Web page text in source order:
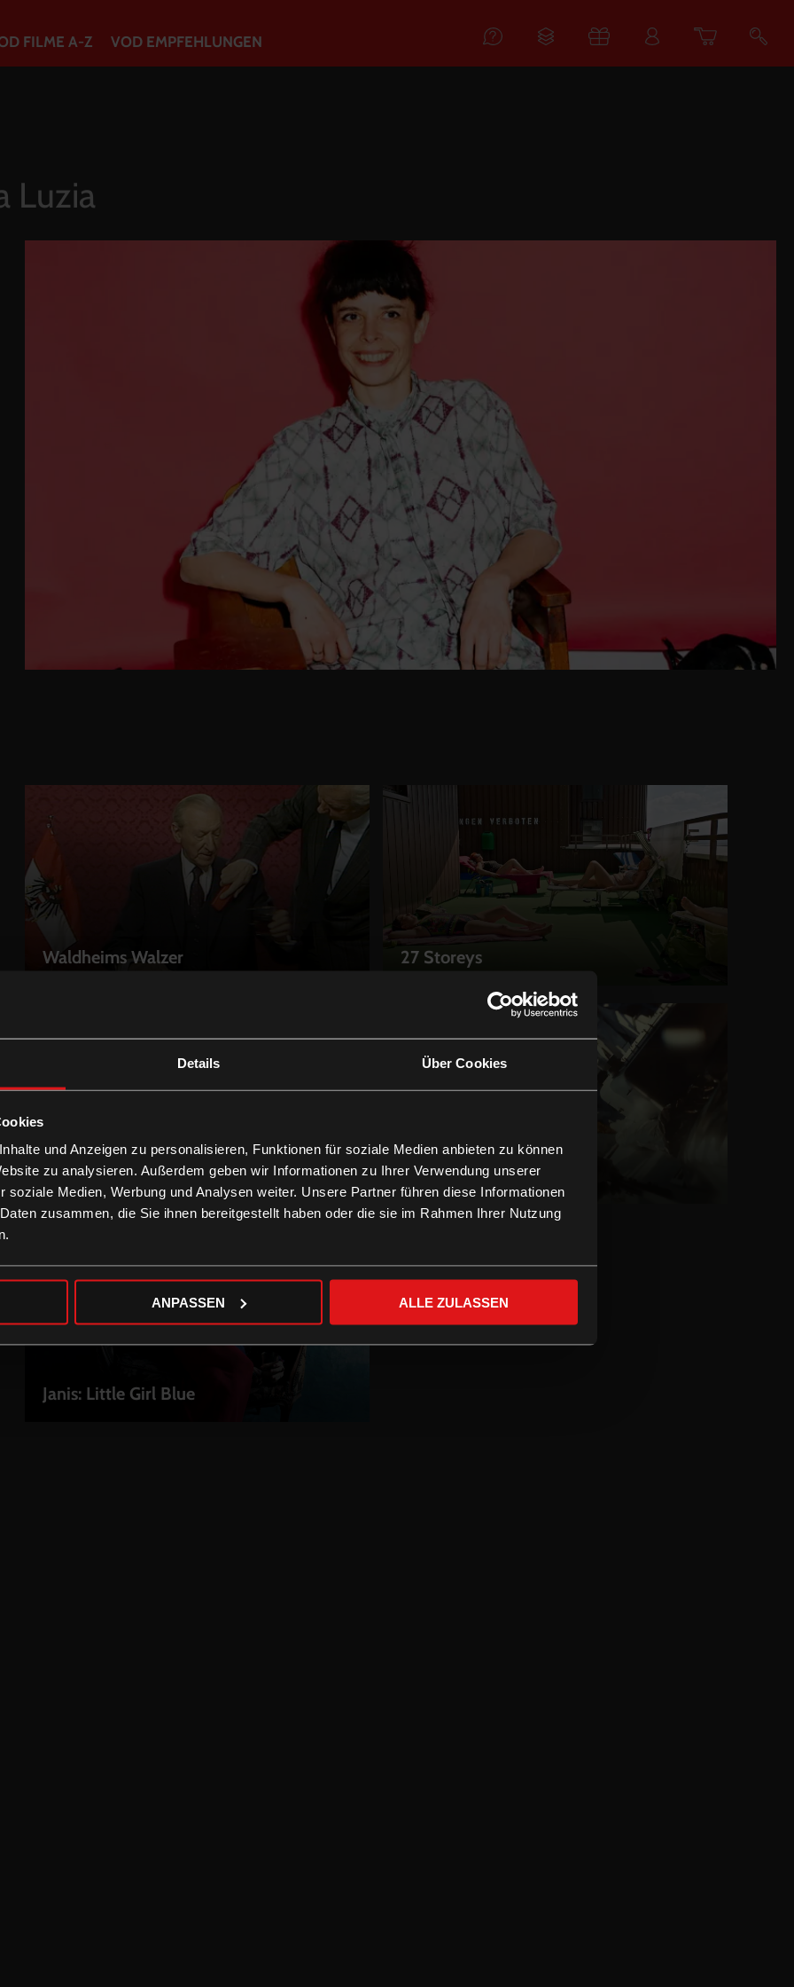
Details Über Cookies
und Anzeigen zu personalisieren, Funktionen für soziale Medien anbieten zu können
zu analysieren. Außerdem geben wir Informationen zu Ihrer Verwendung unserer
soziale Medien, Werbung und Analysen weiter. Unsere Partner führen diese Informationen
zusammen, die Sie ihnen bereitgestellt haben oder die sie im Rahmen Ihrer Nutzung
ANPASSEN ALLE ZULASSEN
So geht’s
Filmpakete
FILME A-Z VOD EMPFEHLUNGEN
Luzia
Waldheims Walzer
LEIHEN 27 Storeys
LEIHEN
Elfriede Jelinek - Die Sprache von der
Leine lassen
LEIHEN Rubikon
Janis: Little Girl Blue
LEIHEN